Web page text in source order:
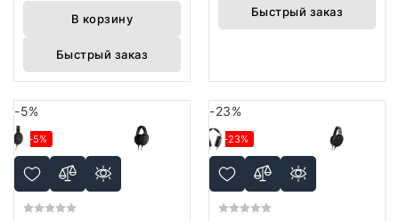
В корзину
Быстрый заказ
Быстрый заказ
-5%
-5%
-23%
-23%